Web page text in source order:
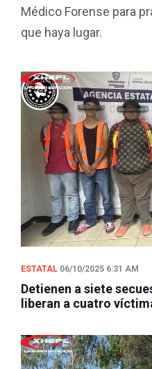
Médico Forense para
que haya lugar.
ESTATAL 06/10/2025 6:31 AM
Detienen a siete
liberan a cuatro